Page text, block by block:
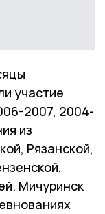
участие
2007, 2004-
из
Рязанской,
Мичуринск